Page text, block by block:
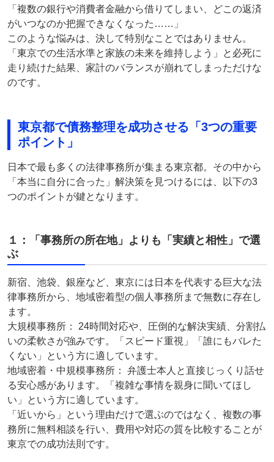
「複数の銀行や消費者金融から借りてしまい、どこの返済
がいつなのか把握できなくなった……」
このような悩みは、決して特別なことではありません。
「東京での生活水準と家族の未来を維持しよう」と必死に
走り続けた結果、家計のバランスが崩れてしまっただけな
のです。
東京都で債務整理を成功させる「3つの重要
ポイント」
日本で最も多くの法律事務所が集まる東京都。その中から
「本当に自分に合った」解決策を見つけるには、以下の3
つのポイントが鍵となります。
１：「事務所の所在地」よりも「実績と相性」で選
ぶ
新宿、池袋、銀座など、東京には日本を代表する巨大な法
律事務所から、地域密着型の個人事務所まで無数に存在し
ます。
大規模事務所： 24時間対応や、圧倒的な解決実績、分割払
いの柔軟さが強みです。「スピード重視」「誰にもバレた
くない」という方に適しています。
地域密着・中規模事務所： 弁護士本人と直接じっくり話せ
る安心感があります。「複雑な事情を親身に聞いてほし
い」という方に適しています。
「近いから」という理由だけで選ぶのではなく、複数の事
務所に無料相談を行い、費用や対応の質を比較することが
東京での成功法則です。